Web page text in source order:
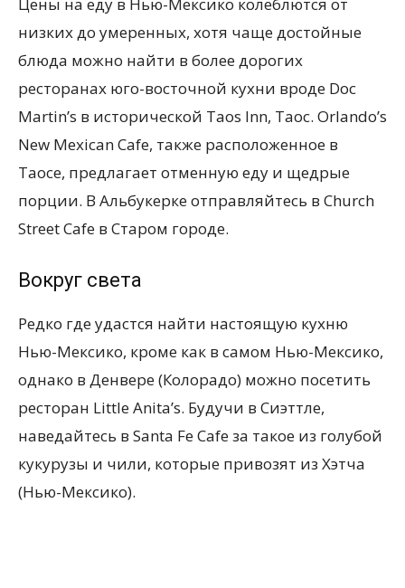
низких до умеренных, хотя чаще достойные
блюда можно найти в более дорогих
ресторанах юго-восточной кухни вроде Doc
Martin’s в исторической Taos Inn, Taoc. Orlando’s
New Mexican Cafe, также расположенное в
Таосе, предлагает отменную еду и щедрые
порции. В Альбукерке отправляйтесь в Church
Street Cafe в Старом городе.
Вокруг света
Редко где удастся найти настоящую кухню
Нью-Мексико, кроме как в самом Нью-Мексико,
однако в Денвере (Колорадо) можно посетить
ресторан Little Anita’s. Будучи в Сиэттле,
наведайтесь в Santa Fe Cafe за такое из голубой
кукурузы и чили, которые привозят из Хэтча
(Нью-Мексико).